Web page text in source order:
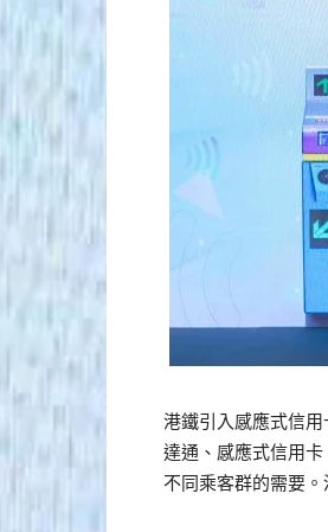
港鐵引入感應式信
達通、感應式信用
不同乘客群的需要